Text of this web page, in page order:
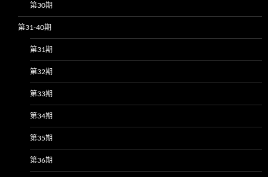
第30期
第31-40期
第31期
第32期
第33期
第34期
第35期
第36期